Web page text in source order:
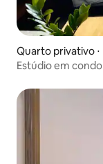
Quarto privativo ⋅
Estúdio em